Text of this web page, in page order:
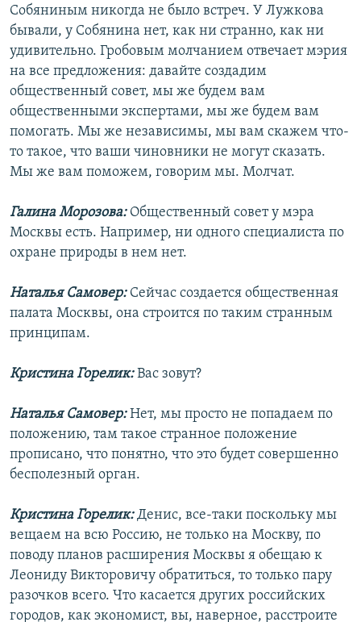
Собяниным никогда не было встреч. У Лужкова
бывали, у Собянина нет, как ни странно, как ни
удивительно. Гробовым молчанием отвечает мэрия
на все предложения: давайте создадим
общественный совет, мы же будем вам
общественными экспертами, мы же будем вам
помогать. Мы же независимы, мы вам скажем что-
то такое, что ваши чиновники не могут сказать.
Мы же вам поможем, говорим мы. Молчат.
Галина Морозова:Общественный совет у мэра
Москвы есть. Например, ни одного специалиста по
охране природы в нем нет.
Наталья Самовер:Сейчас создается общественная
палата Москвы, она строится по таким странным
принципам.
Кристина Горелик:Вас зовут?
Наталья Самовер:Нет, мы просто не попадаем по
положению, там такое странное положение
прописано, что понятно, что это будет совершенно
бесполезный орган.
Кристина Горелик:Денис, все-таки поскольку мы
вещаем на всю Россию, не только на Москву, по
поводу планов расширения Москвы я обещаю к
Леониду Викторовичу обратиться, то только пару
разочков всего. Что касается других российских
городов, как экономист, вы, наверное, расстроите